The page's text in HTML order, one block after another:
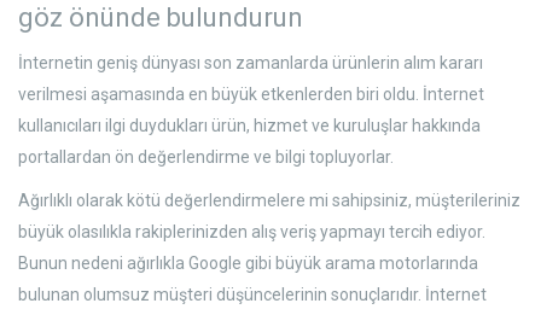
göz önünde bulundurun
İnternetin geniş dünyası son zamanlarda ürünlerin alım kararı
verilmesi aşamasında en büyük etkenlerden biri oldu. İnternet
kullanıcıları ilgi duydukları ürün, hizmet ve kuruluşlar hakkında
portallardan ön değerlendirme ve bilgi topluyorlar.
Ağırlıklı olarak kötü değerlendirmelere mi sahipsiniz, müşterileriniz
büyük olasılıkla rakiplerinizden alış veriş yapmayı tercih ediyor.
Bunun nedeni ağırlıkla Google gibi büyük arama motorlarında
bulunan olumsuz müşteri düşüncelerinin sonuçlarıdır. İnternet